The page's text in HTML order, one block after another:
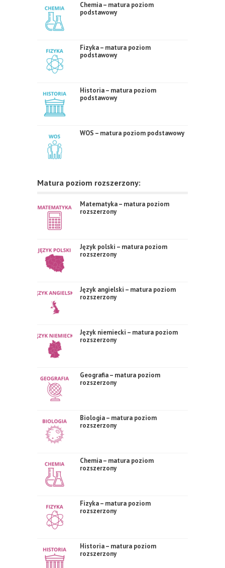
Chemia – matura poziom
podstawowy
Fizyka – matura poziom
podstawowy
Historia – matura poziom
podstawowy
WOS – matura poziom podstawowy
Matura poziom rozszerzony:
Matematyka – matura poziom
rozszerzony
Język polski – matura poziom
rozszerzony
Język angielski – matura poziom
rozszerzony
Język niemiecki – matura poziom
rozszerzony
Geografia – matura poziom
rozszerzony
Biologia – matura poziom
rozszerzony
Chemia – matura poziom
rozszerzony
Fizyka – matura poziom
rozszerzony
Historia – matura poziom
rozszerzony